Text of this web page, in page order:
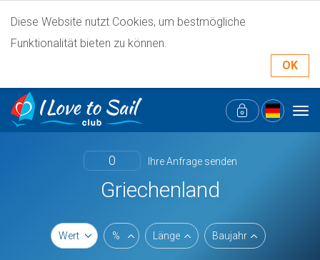
Diese Website nutzt Cookies, um bestmögliche
Funktionalität bieten zu können.
OK
0 Ihre Anfrage senden
Griechenland
Wert % Länge Baujahr